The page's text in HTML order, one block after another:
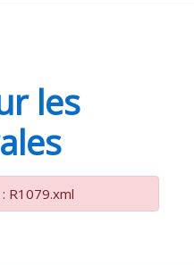
les
R1079.xml